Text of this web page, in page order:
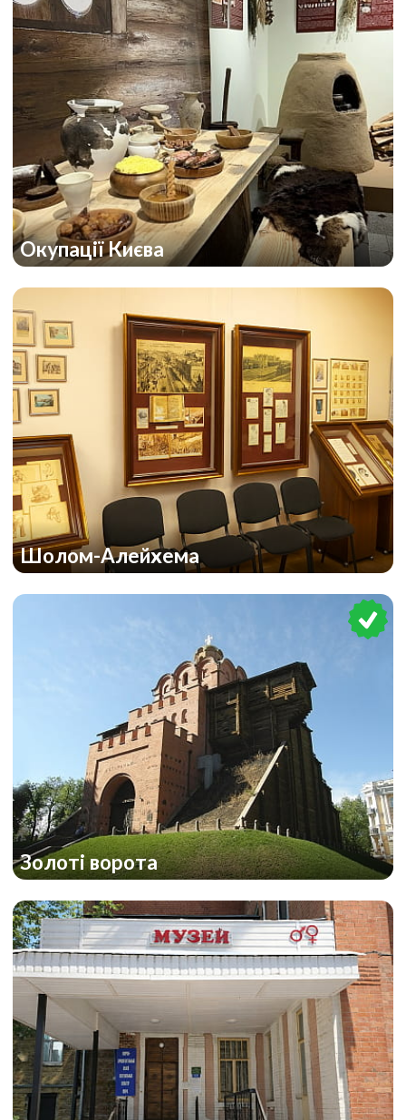
Окупації Києва
Шолом-Алейхема
Золоті ворота